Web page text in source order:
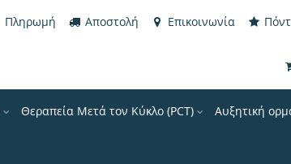
Πληρωμή Αποστολή Επικοινωνία
Θεραπεία Μετά τον Κύκλο (PCT) Αυξητική